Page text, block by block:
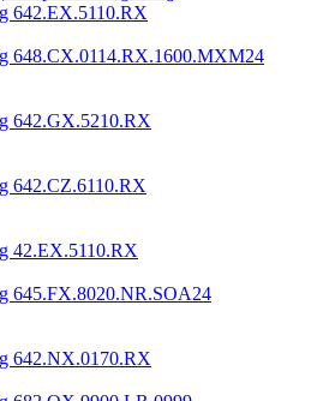
642.EX.5110.RX
648.CX.0114.RX.1600.MXM24
642.GX.5210.RX
642.CZ.6110.RX
42.EX.5110.RX
645.FX.8020.NR.SOA24
642.NX.0170.RX